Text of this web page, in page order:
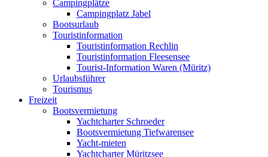
Campingplätze
Campingplatz Jabel
Bootsurlaub
Touristinformation
Touristinformation Rechlin
Touristinformation Fleesensee
Tourist-Information Waren (Müritz)
Urlaubsführer
Tourismus
Freizeit
Bootsvermietung
Yachtcharter Schroeder
Bootsvermietung Tiefwarensee
Yacht-mieten
Yachtcharter Müritzsee